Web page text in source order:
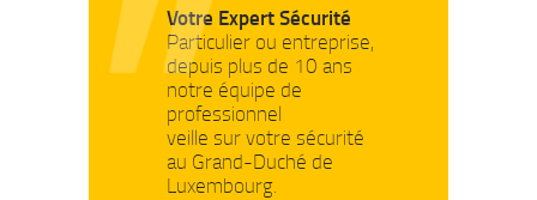
Votre Expert Sécurité
Particulier ou entreprise,
depuis plus de 10 ans
notre équipe de
professionnel
veille sur votre sécurité
au Grand-Duché de
Luxembourg.